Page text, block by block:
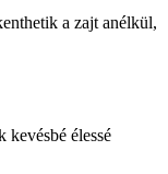
a zajt anélkül,
élessé